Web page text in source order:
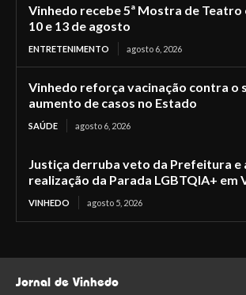
Vinhedo recebe 5ª Mostra de Teatro
10 e 13 de agosto
ENTRETENIMENTO agosto 6, 2026
Vinhedo reforça vacinação contra o
aumento de casos no Estado
SAÚDE agosto 6, 2026
Justiça derruba veto da Prefeitura e
realização da Parada LGBTQIA+ em
VINHEDO agosto 5, 2026
Jornal de Vinhedo